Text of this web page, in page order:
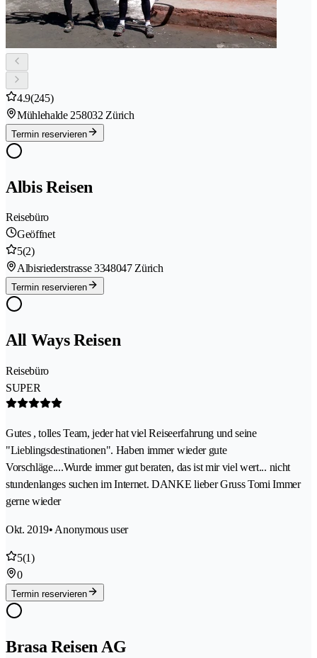
4.9(245)
Mühlehalde 258032 Zürich
Termin reservieren
Albis Reisen
Reisebüro
Geöffnet
5(2)
Albisriederstrasse 3348047 Zürich
Termin reservieren
All Ways Reisen
Reisebüro
SUPER
Gutes , tolles Team, jeder hat viel Reiseerfahrung und seine
"Lieblingsdestinationen". Haben immer wieder gute
Vorschläge....Wurde immer gut beraten, das ist mir viel wert... nicht
stundenlanges suchen im Internet. DANKE lieber Gruss Tomi Immer
gerne wieder
Okt. 2019• Anonymous user
5(1)
0
Termin reservieren
Brasa Reisen AG